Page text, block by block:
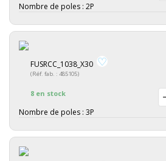
Nombre de poles : 2P
FUSRCC_1038_X30
(Réf. fab. : 485105)
8 en stock
Nombre de poles : 3P